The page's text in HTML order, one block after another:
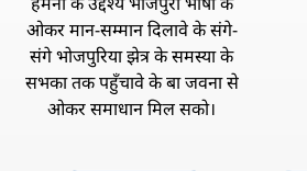
ओकर मान-सम्मान दिलावे के संगे-
संगे भोजपुरिया झेत्र के समस्या के
सभका तक पहुँचावे के बा जवना से
ओकर समाधान मिल सको।